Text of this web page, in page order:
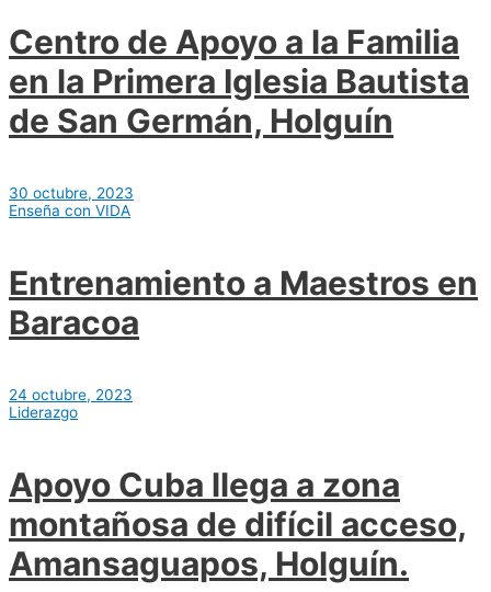
Centro de Apoyo a la Familia
en la Primera Iglesia Bautista
de San Germán, Holguín
30 octubre, 2023
Enseña con VIDA
Entrenamiento a Maestros en
Baracoa
24 octubre, 2023
Liderazgo
Apoyo Cuba llega a zona
montañosa de difícil acceso,
Amansaguapos, Holguín.